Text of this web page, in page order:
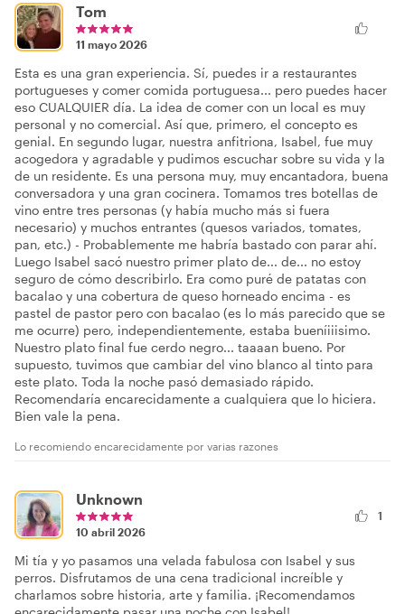
Tom
11 mayo 2026
Esta es una gran experiencia. Sí, puedes ir a restaurantes
portugueses y comer comida portuguesa... pero puedes hacer
eso CUALQUIER día. La idea de comer con un local es muy
personal y no comercial. Así que, primero, el concepto es
genial. En segundo lugar, nuestra anfitriona, Isabel, fue muy
acogedora y agradable y pudimos escuchar sobre su vida y la
de un residente. Es una persona muy, muy encantadora, buena
conversadora y una gran cocinera. Tomamos tres botellas de
vino entre tres personas (y había mucho más si fuera
necesario) y muchos entrantes (quesos variados, tomates,
pan, etc.) - Probablemente me habría bastado con parar ahí.
Luego Isabel sacó nuestro primer plato de... de... no estoy
seguro de cómo describirlo. Era como puré de patatas con
bacalao y una cobertura de queso horneado encima - es
pastel de pastor pero con bacalao (es lo más parecido que se
me ocurre) pero, independientemente, estaba bueníiiisimo.
Nuestro plato final fue cerdo negro... taaaan bueno. Por
supuesto, tuvimos que cambiar del vino blanco al tinto para
este plato. Toda la noche pasó demasiado rápido.
Recomendaría encarecidamente a cualquiera que lo hiciera.
Bien vale la pena.
Lo recomiendo encarecidamente por varias razones
Unknown
10 abril 2026
1
Mi tía y yo pasamos una velada fabulosa con Isabel y sus
perros. Disfrutamos de una cena tradicional increíble y
charlamos sobre historia, arte y familia. ¡Recomendamos